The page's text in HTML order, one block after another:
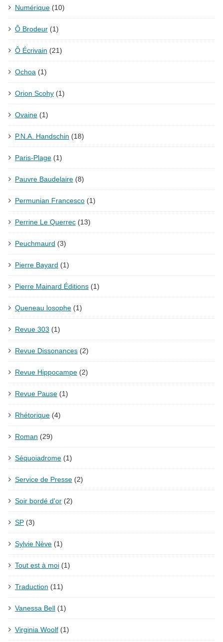
Numérique (10)
Ô Brodeur (1)
Ô Écrivain (21)
Ochoa (1)
Orion Scohy (1)
Ovaine (1)
P.N.A. Handschin (18)
Paris-Plage (1)
Pauvre Baudelaire (8)
Permunian Francesco (1)
Perrine Le Querrec (13)
Peuchmaurd (3)
Pierre Bayard (1)
Pierre Mainard Éditions (1)
Queneau losophe (1)
Revue 303 (1)
Revue Dissonances (2)
Revue Hippocampe (2)
Revue Pause (1)
Rhétorique (4)
Roman (29)
Séquoiadrome (1)
Service de Presse (2)
Soir bordé d'or (2)
SP (3)
Sylvie Nève (1)
Tout est à moi (1)
Traduction (11)
Vanessa Bell (1)
Virginia Woolf (1)